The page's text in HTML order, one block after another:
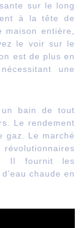
sur le long
à la tête de
entière,
le voir sur le
est de plus en
une
un bain de tout
Le rendement
gaz. Le marché
Il fournit les
chaude en